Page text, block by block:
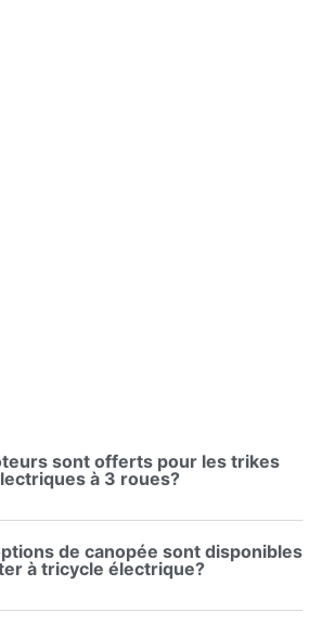
sont offerts pour les trikes
à 3 roues?
de canopée sont disponibles
à tricycle électrique?